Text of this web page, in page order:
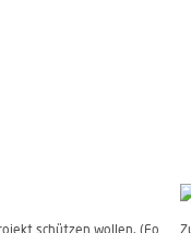
schützen wollen. (Foto: